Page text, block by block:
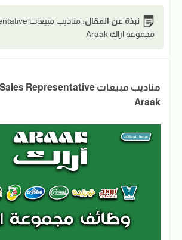
نبذة عن المقال:
مجموعة اراك Araak
Araak